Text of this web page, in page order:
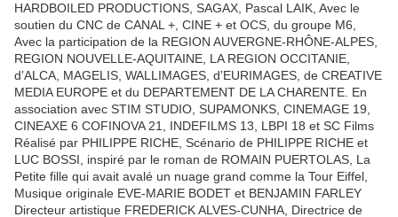
HARDBOILED PRODUCTIONS, SAGAX, Pascal LAIK, Avec le
soutien du CNC de CANAL +, CINE + et OCS, du groupe M6,
Avec la participation de la REGION AUVERGNE-RHÔNE-ALPES,
REGION NOUVELLE-AQUITAINE, LA REGION OCCITANIE,
d’ALCA, MAGELIS, WALLIMAGES, d’EURIMAGES, de CREATIVE
MEDIA EUROPE et du DEPARTEMENT DE LA CHARENTE. En
association avec STIM STUDIO, SUPAMONKS, CINEMAGE 19,
CINEAXE 6 COFINOVA 21, INDEFILMS 13, LBPI 18 et SC Films
Réalisé par PHILIPPE RICHE, Scénario de PHILIPPE RICHE et
LUC BOSSI, inspiré par le roman de ROMAIN PUERTOLAS, La
Petite fille qui avait avalé un nuage grand comme la Tour Eiffel,
Musique originale EVE-MARIE BODET et BENJAMIN FARLEY
Directeur artistique FREDERICK ALVES-CUNHA, Directrice de